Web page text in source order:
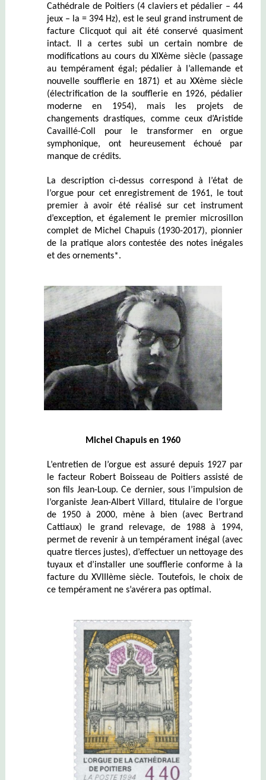
Cathédrale de Poitiers (4 claviers et pédalier – 44
jeux – la = 394 Hz), est le seul grand instrument de
facture Clicquot qui ait été conservé quasiment
intact. Il a certes subi un certain nombre de
modifications au cours du XIXème siècle (passage
au tempérament égal; pédalier à l’allemande et
nouvelle soufflerie en 1871) et au XXème siècle
(électrification de la soufflerie en 1926, pédalier
moderne en 1954), mais les projets de
changements drastiques, comme ceux d’Aristide
Cavaillé-Coll pour le transformer en orgue
symphonique, ont heureusement échoué par
manque de crédits.
La description ci-dessus correspond à l’état de
l’orgue pour cet enregistrement de 1961, le tout
premier à avoir été réalisé sur cet instrument
d’exception, et également le premier microsillon
complet de Michel Chapuis (1930-2017), pionnier
de la pratique alors contestée des notes inégales
et des ornements*.
Michel Chapuis en 1960
L’entretien de l’orgue est assuré depuis 1927 par
le facteur Robert Boisseau de Poitiers assisté de
son fils Jean-Loup. Ce dernier, sous l’impulsion de
l’organiste Jean-Albert Villard, titulaire de l’orgue
de 1950 à 2000, mène à bien (avec Bertrand
Cattiaux) le grand relevage, de 1988 à 1994,
permet de revenir à un tempérament inégal (avec
quatre tierces justes), d’effectuer un nettoyage des
tuyaux et d’installer une soufflerie conforme à la
facture du XVIIIème siècle. Toutefois, le choix de
ce tempérament ne s’avérera pas optimal.